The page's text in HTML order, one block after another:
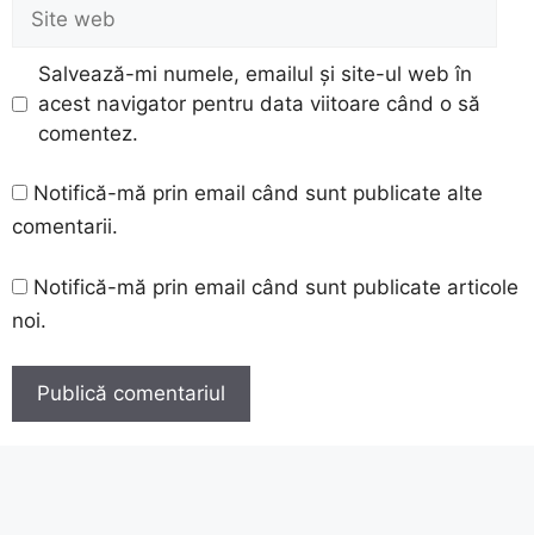
web
Salvează-mi numele, emailul și site-ul web în
acest navigator pentru data viitoare când o să
comentez.
Notifică-mă prin email când sunt publicate alte
comentarii.
Notifică-mă prin email când sunt publicate articole
noi.